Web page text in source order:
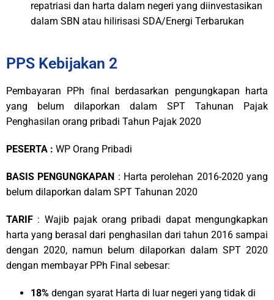
repatriasi dan harta dalam negeri yang diinvestasikan
dalam SBN atau hilirisasi SDA/Energi Terbarukan
PPS Kebijakan 2
Pembayaran PPh final berdasarkan pengungkapan harta
yang belum dilaporkan dalam SPT Tahunan Pajak
Penghasilan orang pribadi Tahun Pajak 2020
PESERTA : WP Orang Pribadi
BASIS PENGUNGKAPAN : Harta perolehan 2016-2020 yang
belum dilaporkan dalam SPT Tahunan 2020
TARIF : Wajib pajak orang pribadi dapat mengungkapkan
harta yang berasal dari penghasilan dari tahun 2016 sampai
dengan 2020, namun belum dilaporkan dalam SPT 2020
dengan membayar PPh Final sebesar:
18% dengan syarat Harta di luar negeri yang tidak di